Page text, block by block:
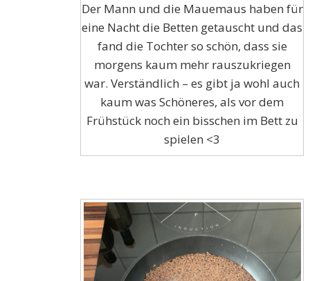
Der Mann und die Mauemaus haben für
eine Nacht die Betten getauscht und das
fand die Tochter so schön, dass sie
morgens kaum mehr rauszukriegen
war. Verständlich – es gibt ja wohl auch
kaum was Schöneres, als vor dem
Frühstück noch ein bisschen im Bett zu
spielen <3